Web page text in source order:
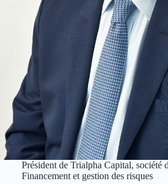
Président de Trialpha Capital, société
Financement et gestion des risques